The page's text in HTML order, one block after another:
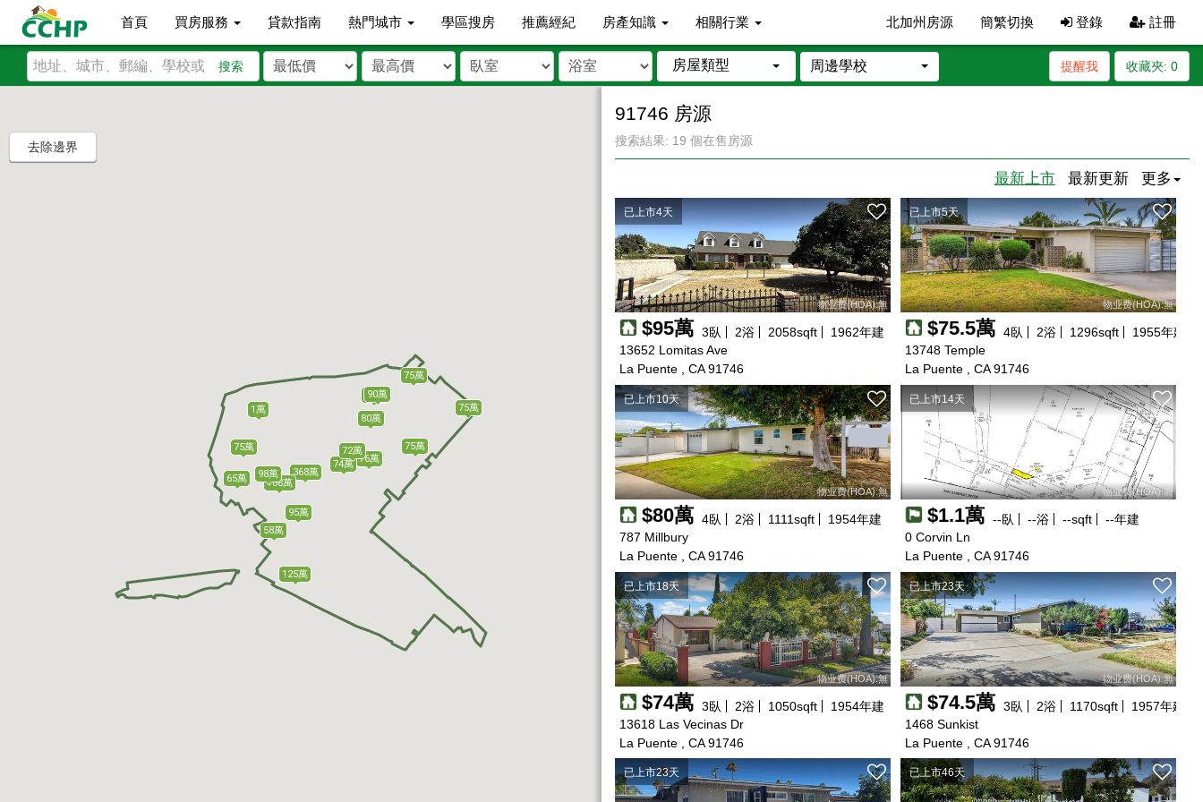
首頁 買房服務 貸款指南 熱門城市 學區搜房 推薦經紀 房產知識 相關行業 北加州房源 簡繁切換 登錄 註冊
搜索 房屋類型 周邊學校 收藏夾: 0
提醒我
76萬
80萬
1萬
74萬
78萬
75萬
75萬
75萬
95萬
75萬
65萬
58萬
72萬
90萬
368萬
125萬
188萬
98萬
去除邊界
91746 房源
搜索結果: 19 個在售房源
最新上市 最新更新 更多
已上市4天
物业费(HOA):無
$95萬 3臥 2浴 2058sqft 1962年建
13652 Lomitas Ave
La Puente , CA 91746
已上市5天
物业费(HOA):無
$75.5萬 4臥 2浴 1296sqft 1955年建
13748 Temple
La Puente , CA 91746
已上市10天
物业费(HOA):無
$80萬 4臥 2浴 1111sqft 1954年建
787 Millbury
La Puente , CA 91746
已上市14天
物业费(HOA):無
$1.1萬 --臥 --浴 --sqft --年建
0 Corvin Ln
La Puente , CA 91746
已上市18天
物业费(HOA):無
$74萬 3臥 2浴 1050sqft 1954年建
13618 Las Vecinas Dr
La Puente , CA 91746
已上市23天
物业费(HOA):無
$74.5萬 3臥 2浴 1170sqft 1957年建
1468 Sunkist
La Puente , CA 91746
已上市23天 已上市46天